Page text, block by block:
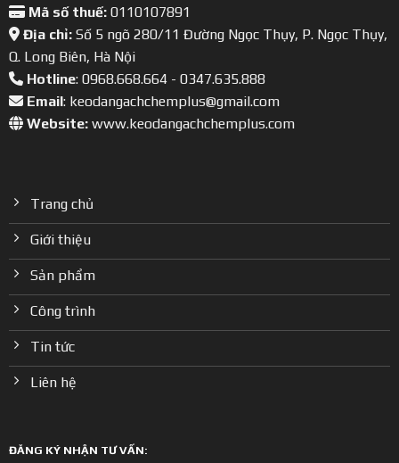
Mã số thuế: 0110107891
Địa chỉ:Số 5 ngõ 280/11 Đường Ngọc Thụy, P. Ngọc Thụy,
Q. Long Biên, Hà Nội
Hotline: 0968.668.664 - 0347.635.888
Email: keodangachchemplus@gmail.com
Website:www.keodangachchemplus.com
Trang chủ
Giới thiệu
Sản phẩm
Công trình
Tin tức
Liên hệ
ĐĂNG KÝ NHẬN TƯ VẤN: